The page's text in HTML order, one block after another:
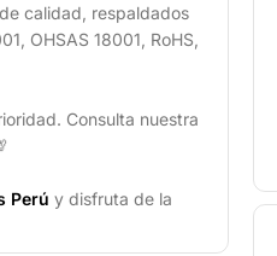
calidad, respaldados
OHSAS 18001, RoHS,
Consulta nuestra
Perú y disfruta de la